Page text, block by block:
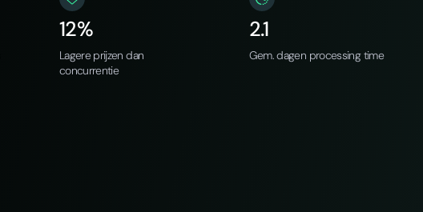
12%
Lagere prijzen dan
concurrentie
2.1
Gem. dagen processing time